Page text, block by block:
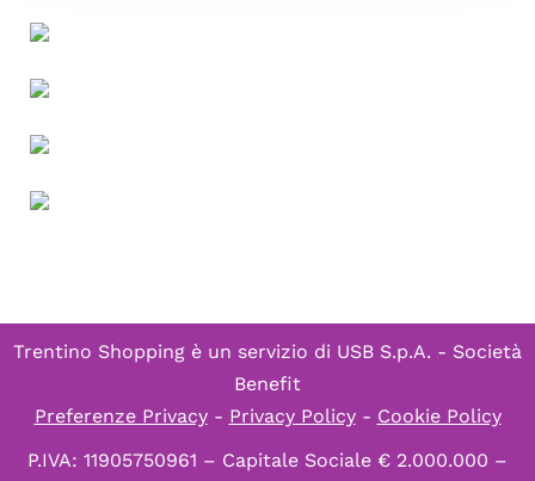
Trentino Shopping è un servizio di USB S.p.A. - Società
Benefit
Preferenze Privacy- Privacy Policy- Cookie Policy
P.IVA: 11905750961 – Capitale Sociale € 2.000.000 –